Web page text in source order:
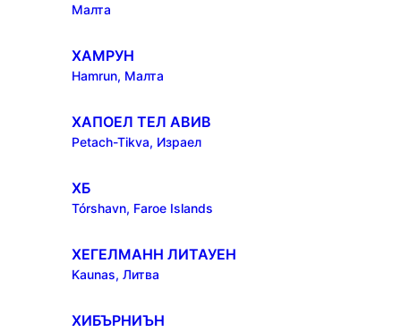
Малта
ХАМРУН
Hamrun, Малта
ХАПОЕЛ ТЕЛ АВИВ
Petach-Tikva, Израел
ХБ
Tórshavn, Faroe Islands
ХЕГЕЛМАНН ЛИТАУЕН
Kaunas, Литва
ХИБЪРНИЪН